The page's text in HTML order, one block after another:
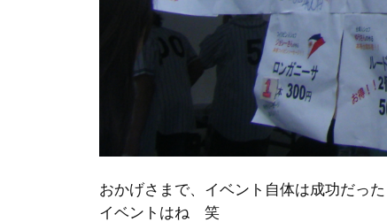
おかげさまで、イベント自体は成功だっ
イベントはね 笑